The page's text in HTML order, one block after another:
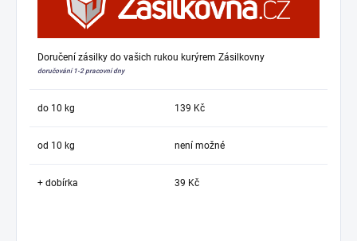
Doručení zásilky do vašich rukou kurýrem Zásilkovny
doručování 1-2 pracovní dny
do 10 kg 139 Kč
od 10 kg není možné
+ dobírka 39 Kč